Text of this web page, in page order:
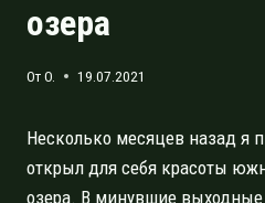
озера
ОтO. 19.07.2021
Несколько месяцев назад я
открыл для себя красоты
озера. В минувшие выходные